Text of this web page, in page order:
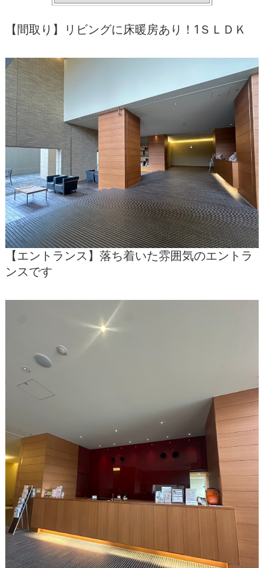
【間取り】リビングに床暖房あり！1ＳＬＤＫ
【エントランス】落ち着いた雰囲気のエントラ
ンスです